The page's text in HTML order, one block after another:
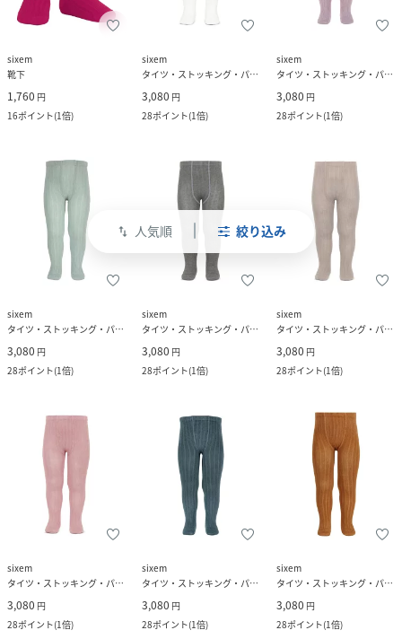
swap_vert 人気順 絞り込み
sixem
靴下
1,760 円
16ポイント(1倍)
sixem
タイツ・ストッキング・パンスト
3,080 円
28ポイント(1倍)
sixem
タイツ・ストッキング・パンスト
3,080 円
28ポイント(1倍)
sixem
タイツ・ストッキング・パンスト
3,080 円
28ポイント(1倍)
sixem
タイツ・ストッキング・パンスト
3,080 円
28ポイント(1倍)
sixem
タイツ・ストッキング・パンスト
3,080 円
28ポイント(1倍)
sixem
タイツ・ストッキング・パンスト
3,080 円
28ポイント(1倍)
sixem
タイツ・ストッキング・パンスト
3,080 円
28ポイント(1倍)
sixem
タイツ・ストッキング・パンスト
3,080 円
28ポイント(1倍)